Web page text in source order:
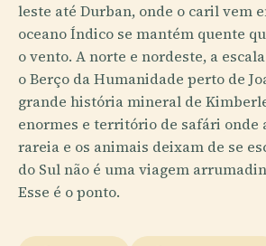
leste até Durban, onde o caril vem
oceano Índico se mantém quente
o vento. A norte e nordeste, a
o Berço da Humanidade perto de
grande história mineral de
enormes e território de safári onde
rareia e os animais deixam de se
do Sul não é uma viagem
Esse é o ponto.